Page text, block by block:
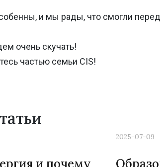
и мы рады, что смогли
очень скучать!
частью семьи CIS!
и почему
2025-07-09